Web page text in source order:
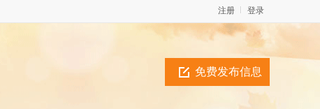
登录
注册
免费发布信息